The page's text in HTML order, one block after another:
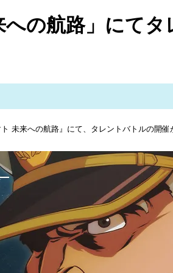
への航路」にて
未来への航路』にて、タレントバトルの開催